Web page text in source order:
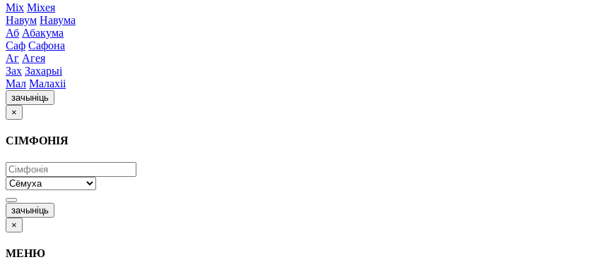
Міх Міхея
Навум Навума
Аб Абакума
Саф Сафона
Аг Агея
Зах Захарыі
Мал Малахіі
зачыніць
×
СІМФОНІЯ
зачыніць
×
МЕНЮ